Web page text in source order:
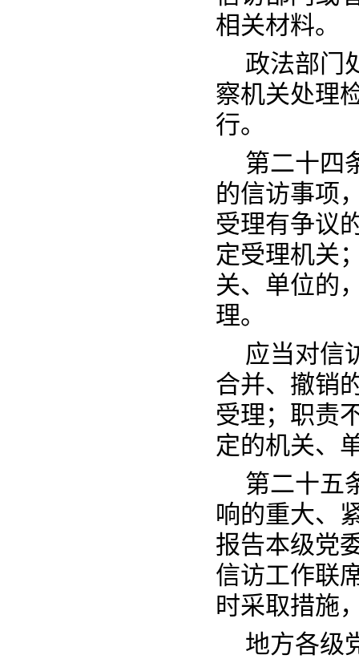
相关材料。
政法部门
察机关处理
行。
第二十四
的信访事项
受理有争议
定受理机关
关、单位的
理。
应当对信
合并、撤销
受理；职责
定的机关、
第二十五
响的重大、
报告本级党
信访工作联
时采取措施
地方各级